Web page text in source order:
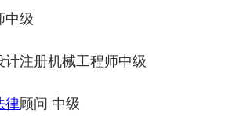
卖师中级
计注册机械工程师中级
律顾问 中级